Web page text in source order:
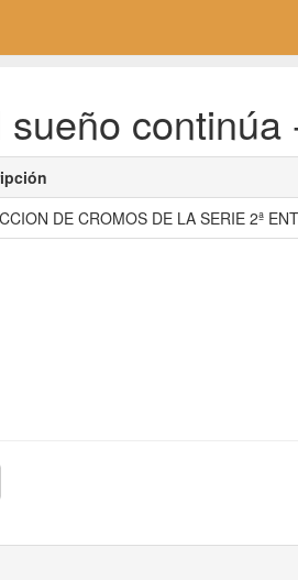
continúa
DE CROMOS DE LA SERIE 2ª